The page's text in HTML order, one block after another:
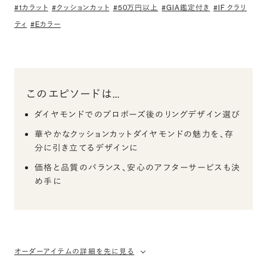
#1カラット #クッションカット #50万円以上 #GIA鑑定付き #IF クラリ
ティ #Eカラー
このエピソードは…
ダイヤモンドでのプロポーズ後のリングデザイン選び
華やかなクッションカットダイヤモンドの魅力を、存
分に引き立てるデザインに
価格と品質のバランス、安心のアフターサービスも決
め手に
オーダーアイテムの詳細を先に見る